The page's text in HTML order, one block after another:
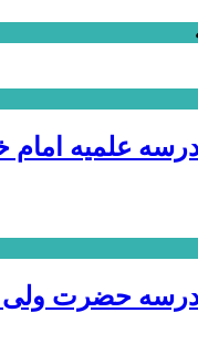
علمیه
مدرسه حضرت